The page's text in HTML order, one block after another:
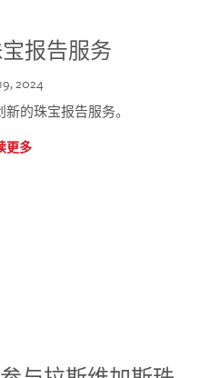
报告服务
2024
的珠宝报告服务。
更多